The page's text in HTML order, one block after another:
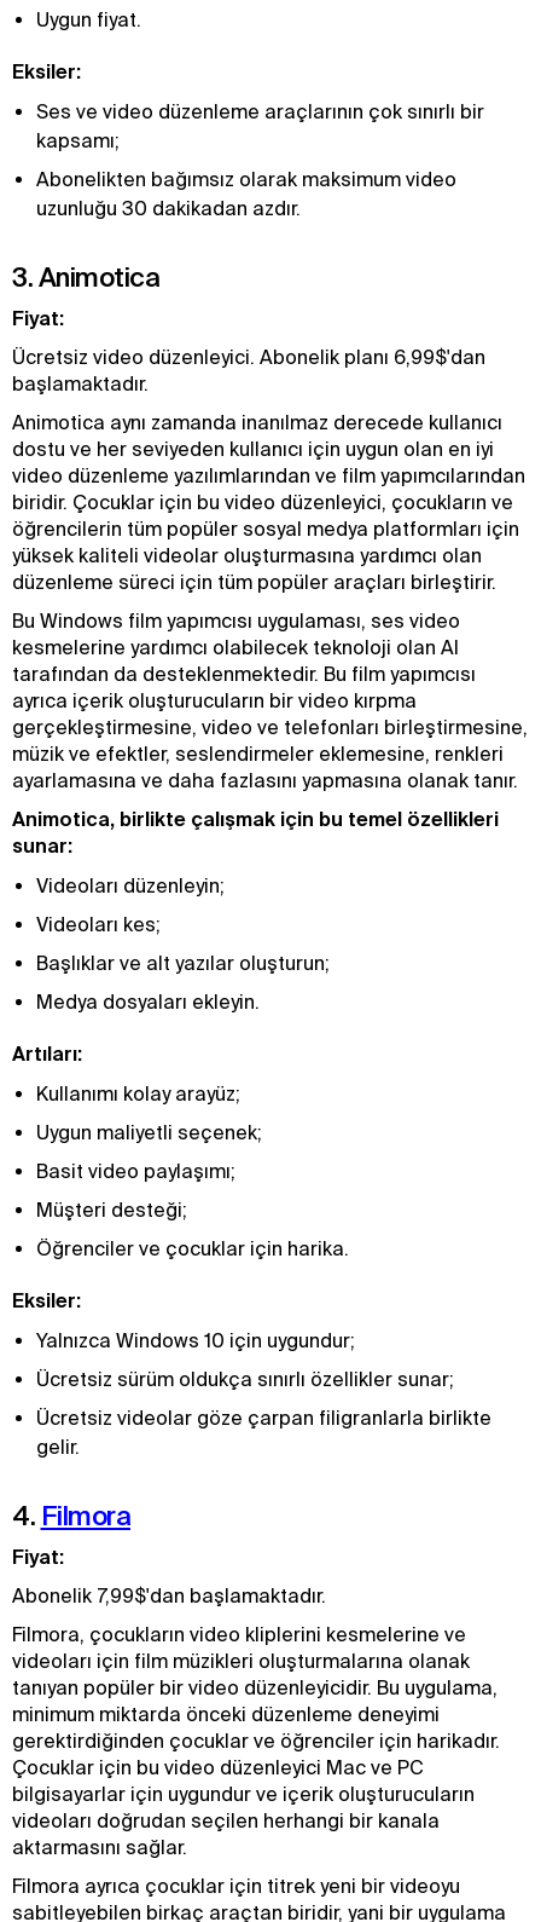
Uygun fiyat.
Eksiler:
Ses ve video düzenleme araçlarının çok sınırlı bir
kapsamı;
Abonelikten bağımsız olarak maksimum video
uzunluğu 30 dakikadan azdır.
3. Animotica
Fiyat:
Ücretsiz video düzenleyici. Abonelik planı 6,99$'dan
başlamaktadır.
Animotica aynı zamanda inanılmaz derecede kullanıcı
dostu ve her seviyeden kullanıcı için uygun olan en iyi
video düzenleme yazılımlarından ve film yapımcılarından
biridir. Çocuklar için bu video düzenleyici, çocukların ve
öğrencilerin tüm popüler sosyal medya platformları için
yüksek kaliteli videolar oluşturmasına yardımcı olan
düzenleme süreci için tüm popüler araçları birleştirir.
Bu Windows film yapımcısı uygulaması, ses video
kesmelerine yardımcı olabilecek teknoloji olan AI
tarafından da desteklenmektedir. Bu film yapımcısı
ayrıca içerik oluşturucuların bir video kırpma
gerçekleştirmesine, video ve telefonları birleştirmesine,
müzik ve efektler, seslendirmeler eklemesine, renkleri
ayarlamasına ve daha fazlasını yapmasına olanak tanır.
Animotica, birlikte çalışmak için bu temel özellikleri
sunar:
Videoları düzenleyin;
Videoları kes;
Başlıklar ve alt yazılar oluşturun;
Medya dosyaları ekleyin.
Artıları:
Kullanımı kolay arayüz;
Uygun maliyetli seçenek;
Basit video paylaşımı;
Müşteri desteği;
Öğrenciler ve çocuklar için harika.
Eksiler:
Yalnızca Windows 10 için uygundur;
Ücretsiz sürüm oldukça sınırlı özellikler sunar;
Ücretsiz videolar göze çarpan filigranlarla birlikte
gelir.
4. Filmora
Fiyat:
Abonelik 7,99$'dan başlamaktadır.
Filmora, çocukların video kliplerini kesmelerine ve
videoları için film müzikleri oluşturmalarına olanak
tanıyan popüler bir video düzenleyicidir. Bu uygulama,
minimum miktarda önceki düzenleme deneyimi
gerektirdiğinden çocuklar ve öğrenciler için harikadır.
Çocuklar için bu video düzenleyici Mac ve PC
bilgisayarlar için uygundur ve içerik oluşturucuların
videoları doğrudan seçilen herhangi bir kanala
aktarmasını sağlar.
Filmora ayrıca çocuklar için titrek yeni bir videoyu
sabitleyebilen birkaç araçtan biridir, yani bir uygulama